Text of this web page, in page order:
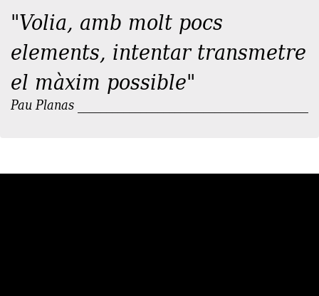
"Volia, amb molt pocs
elements, intentar transmetre
el màxim possible"
Pau Planas